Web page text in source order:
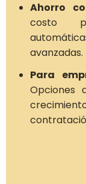
Ahorro
costo
avanzadas.
Para
Opciones